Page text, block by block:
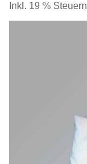
Inkl. 19 % Steuern